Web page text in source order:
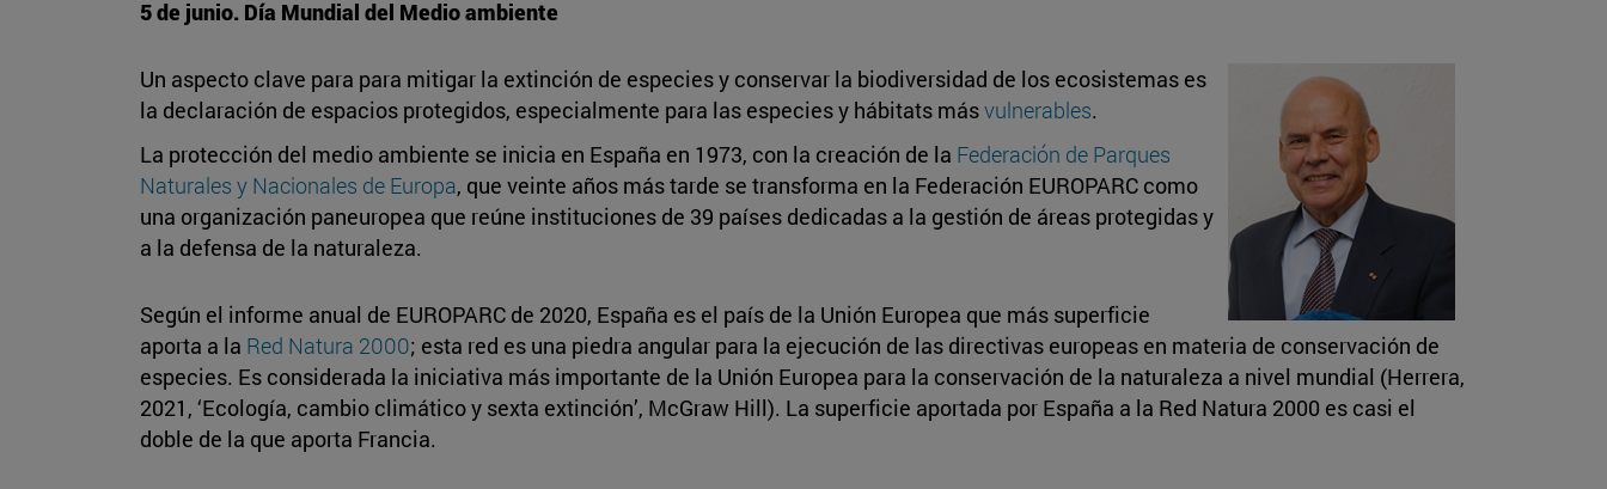
5 de junio. Día Mundial del Medio ambiente
Un aspecto clave para para mitigar la extinción de especies y conservar la biodiversidad de los ecosistemas es
la declaración de espacios protegidos, especialmente para las especies y hábitats másvulnerables.
La protección del medio ambiente se inicia en España en 1973, con la creación de la Federación de Parques
Naturales y Nacionales de Europa, que veinte años más tarde se transforma en la Federación EUROPARC como
una organización paneuropea que reúne instituciones de 39 países dedicadas a la gestión de áreas protegidas y
a la defensa de la naturaleza.
Según el informe anual de EUROPARC de 2020, España es el país de la Unión Europea que más superficie
aporta a la Red Natura 2000; esta red es una piedra angular para la ejecución de las directivas europeas en materia de conservación de
especies. Es considerada la iniciativa más importante de la Unión Europea para la conservación de la naturaleza a nivel mundial (Herrera,
2021, ‘Ecología, cambio climático y sexta extinción’, McGraw Hill). La superficie aportada por España a la Red Natura 2000 es casi el
doble de la que aporta Francia.